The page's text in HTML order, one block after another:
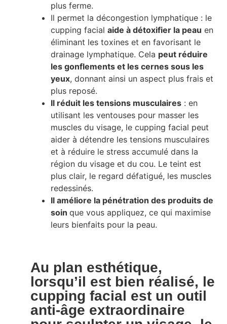
plus ferme.
Il permet la décongestion lymphatique : le
cupping facial aide à détoxifier la peau en
éliminant les toxines et en favorisant le
drainage lymphatique. Cela peut réduire
les gonflements et les cernes sous les
yeux, donnant ainsi un aspect plus frais et
plus reposé.
Il réduit les tensions musculaires : en
utilisant les ventouses pour masser les
muscles du visage, le cupping facial peut
aider à détendre les tensions musculaires
et à réduire le stress accumulé dans la
région du visage et du cou. Le teint est
plus clair, le regard défatigué, les muscles
redessinés.
Il améliore la pénétration des produits de
soin que vous appliquez, ce qui maximise
leurs bienfaits pour la peau.
Au plan esthétique,
lorsqu’il est bien réalisé, le
cupping facial est un outil
anti-âge extraordinaire